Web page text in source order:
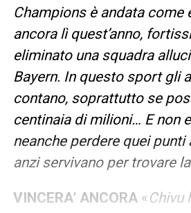
Champions è andata come
ancora lì quest’anno,
eliminato una squadra
Bayern. In questo sport gli
contano, soprattutto se
centinaia di milioni… E non
neanche perdere quei punti
anzi servivano per trovare
VINCERA’ ANCORA «Chivu